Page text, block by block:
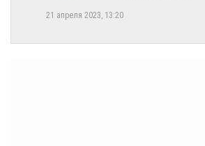
21 апреля 2023, 13:20